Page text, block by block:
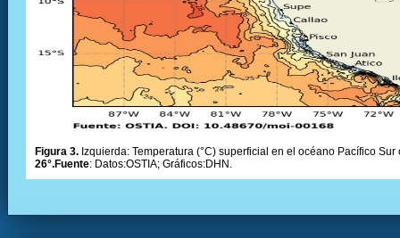
Figura 3. Izquierda: Temperatura (°C) superficial en el océano Pacífico
26°.Fuente: Datos:OSTIA; Gráficos:DHN.